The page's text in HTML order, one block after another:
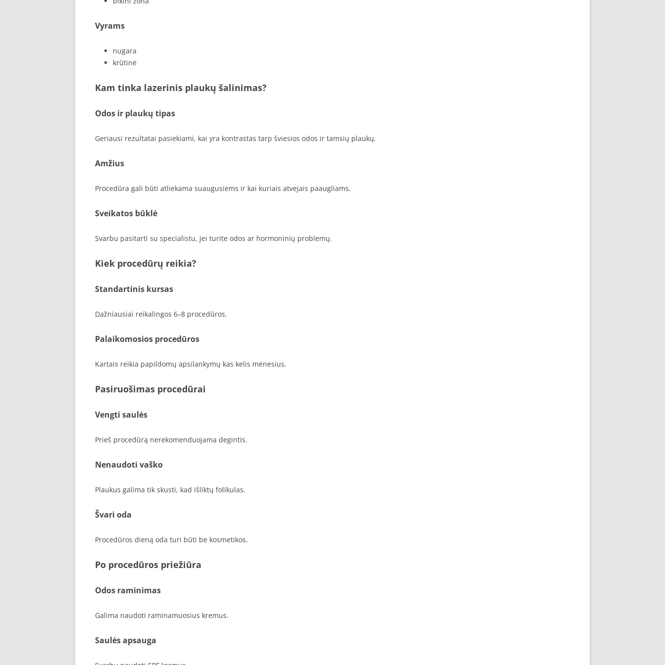
Vyrams
nugara
krūtinė
Kam tinka lazerinis plaukų šalinimas?
Odos ir plaukų tipas
Geriausi rezultatai pasiekiami, kai yra kontrastas tarp šviesios odos ir tamsių plaukų.
Amžius
Procedūra gali būti atliekama suaugusiems ir kai kuriais atvejais paaugliams.
Sveikatos būklė
Svarbu pasitarti su specialistu, jei turite odos ar hormoninių problemų.
Kiek procedūrų reikia?
Standartinis kursas
Dažniausiai reikalingos 6–8 procedūros.
Palaikomosios procedūros
Kartais reikia papildomų apsilankymų kas kelis mėnesius.
Pasiruošimas procedūrai
Vengti saulės
Prieš procedūrą nerekomenduojama degintis.
Nenaudoti vaško
Plaukus galima tik skusti, kad išliktų folikulas.
Švari oda
Procedūros dieną oda turi būti be kosmetikos.
Po procedūros priežiūra
Odos raminimas
Galima naudoti raminamuosius kremus.
Saulės apsauga